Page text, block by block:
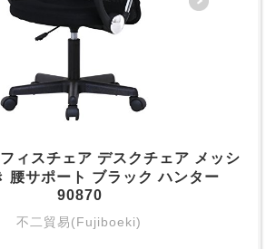
ィスチェア デスクチェア メッシ
腰サポート ブラック ハンター
90870
不二貿易(Fujiboeki)